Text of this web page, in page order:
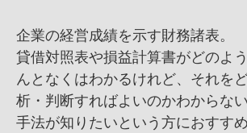
企業の経営成績を示す財務諸表。
貸借対照表や損益計算書がどのよ
んとなくはわかるけれど、それを
析・判断すればよいのかわからな
手法が知りたいという方におすす